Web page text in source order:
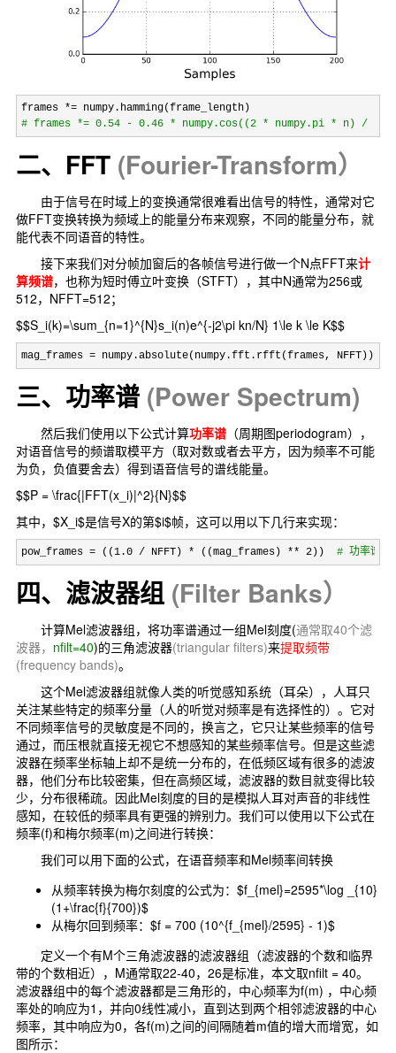
frames *=
# frames *= 0.54 - 0.46 * numpy.cos((2 * numpy.pi * n) /
二、FFT (Fourier-Transform）
由于信号在时域上的变换通常很难看出信号的特性，通常对它
做FFT变换转换为频域上的能量分布来观察，不同的能量分布，就
能代表不同语音的特性。
接下来我们对分帧加窗后的各帧信号进行做一个N点FFT来计
算频谱，也称为短时傅立叶变换（STFT），其中N通常为256或
512，NFFT=512；
$$S_i(k)=\sum_{n=1}^{N}s_i(n)e^{-j2\pi kn/N} 1\le k \le K$$
mag_frames = numpy.absolute(numpy.fft.rfft(frames, NFFT))
三、功率谱 (Power Spectrum)
然后我们使用以下公式计算功率谱 （周期图periodogram），
对语音信号的频谱取模平方（取对数或者去平方，因为频率不可能
为负，负值要舍去）得到语音信号的谱线能量。
$$P = \frac{|FFT(x_i)|^2}{N}$$
其中，$X_i$是信号X的第$i$帧，这可以用以下几行来实现：
pow_frames = ((1.0 / NFFT) * ((mag_frames) ** 2)) # 功率谱
四、滤波器组 (Filter Banks）
计算Mel滤波器组，将功率谱通过一组Mel刻度(通常取40个滤
波器， nfilt=40)的三角滤波器(triangular filters)来提取频带
(frequency bands)。
这个Mel滤波器组就像人类的听觉感知系统（耳朵），人耳只
关注某些特定的频率分量（人的听觉对频率是有选择性的）。它对
不同频率信号的灵敏度是不同的，换言之，它只让某些频率的信号
通过，而压根就直接无视它不想感知的某些频率信号。但是这些滤
波器在频率坐标轴上却不是统一分布的，在低频区域有很多的滤波
器，他们分布比较密集，但在高频区域，滤波器的数目就变得比较
少，分布很稀疏。因此Mel刻度的目的是模拟人耳对声音的非线性
感知，在较低的频率具有更强的辨别力。我们可以使用以下公式在
频率(f)和梅尔频率(m)之间进行转换：
我们可以用下面的公式，在语音频率和Mel频率间转换
从频率转换为梅尔刻度的公式为：$f_{mel}=2595*\log _{10}
(1+\frac{f}{700})$
从梅尔回到频率：$f = 700 (10^{f_{mel}/2595} - 1)$
定义一个有M个三角滤波器的滤波器组（滤波器的个数和临界
带的个数相近），M通常取22-40，26是标准，本文取nfilt = 40。
滤波器组中的每个滤波器都是三角形的，中心频率为f(m) ，中心频
率处的响应为1，并向0线性减小，直到达到两个相邻滤波器的中心
频率，其中响应为0，各f(m)之间的间隔随着m值的增大而增宽，如
图所示：